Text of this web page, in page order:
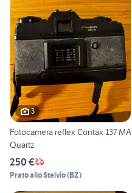
3
Fotocamera reflex Contax 137 MA
Quartz
250 €
Prato allo Stelvio(BZ)